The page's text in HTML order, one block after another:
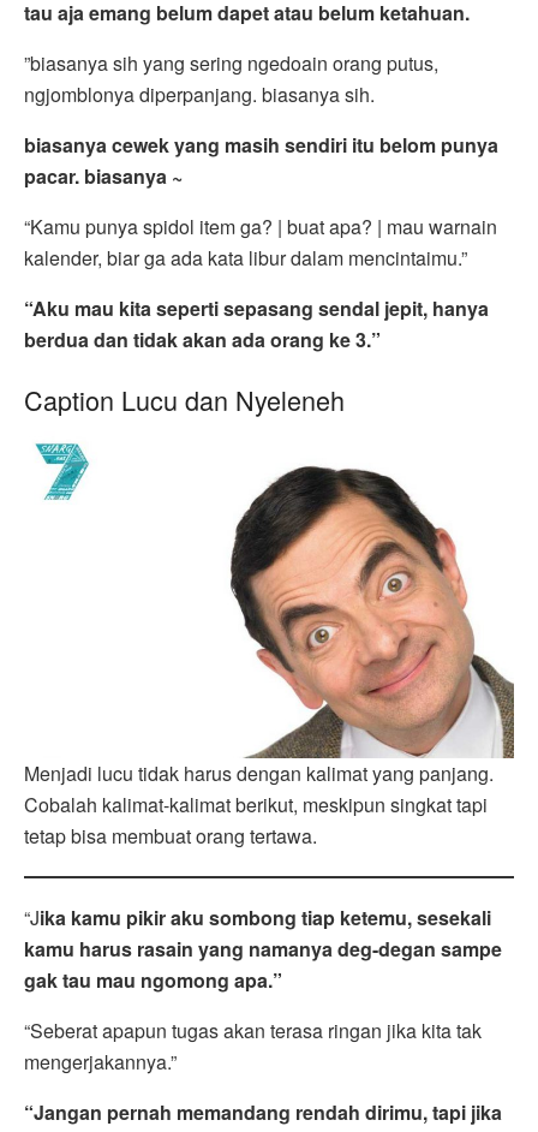
tau aja emang belum dapet atau belum ketahuan.
”biasanya sih yang sering ngedoain orang putus,
ngjomblonya diperpanjang. biasanya sih.
biasanya cewek yang masih sendiri itu belom punya
pacar. biasanya ~
“Kamu punya spidol item ga? | buat apa? | mau warnain
kalender, biar ga ada kata libur dalam mencintaimu.”
“Aku mau kita seperti sepasang sendal jepit, hanya
berdua dan tidak akan ada orang ke 3.”
Caption Lucu dan Nyeleneh
Menjadi lucu tidak harus dengan kalimat yang panjang.
Cobalah kalimat-kalimat berikut, meskipun singkat tapi
tetap bisa membuat orang tertawa.
“Jika kamu pikir aku sombong tiap ketemu, sesekali
kamu harus rasain yang namanya deg-degan sampe
gak tau mau ngomong apa.”
“Seberat apapun tugas akan terasa ringan jika kita tak
mengerjakannya.”
“Jangan pernah memandang rendah dirimu, tapi jika